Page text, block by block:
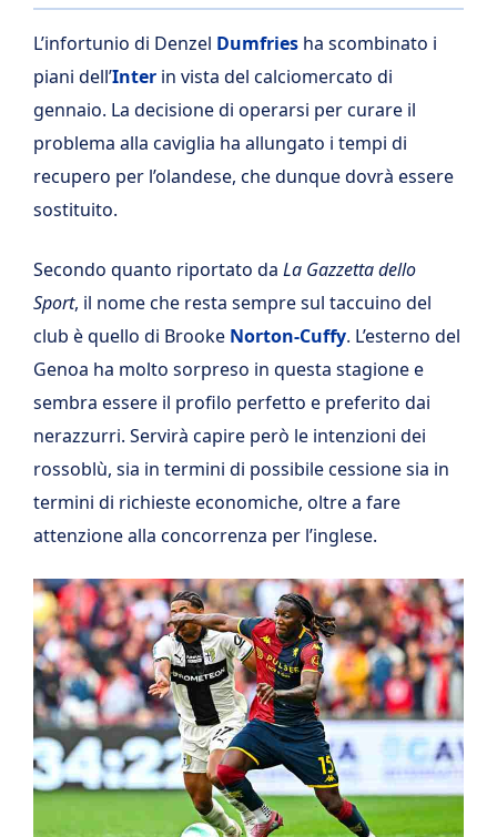
L’infortunio di Denzel Dumfries ha scombinato i
piani dell’Inter in vista del calciomercato di
gennaio. La decisione di operarsi per curare il
problema alla caviglia ha allungato i tempi di
recupero per l’olandese, che dunque dovrà essere
sostituito.
Secondo quanto riportato da La Gazzetta dello
Sport, il nome che resta sempre sul taccuino del
club è quello di Brooke Norton-Cuffy. L’esterno del
Genoa ha molto sorpreso in questa stagione e
sembra essere il profilo perfetto e preferito dai
nerazzurri. Servirà capire però le intenzioni dei
rossoblù, sia in termini di possibile cessione sia in
termini di richieste economiche, oltre a fare
attenzione alla concorrenza per l’inglese.